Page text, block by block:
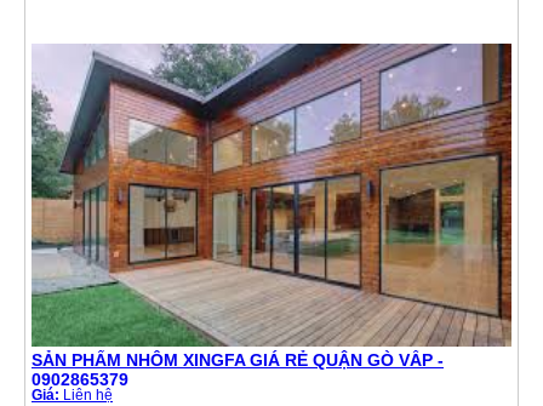
SẢN PHẨM NHÔM XINGFA GIÁ RẺ QUẬN GÒ VẤP -
0902865379
Giá: Liên hệ